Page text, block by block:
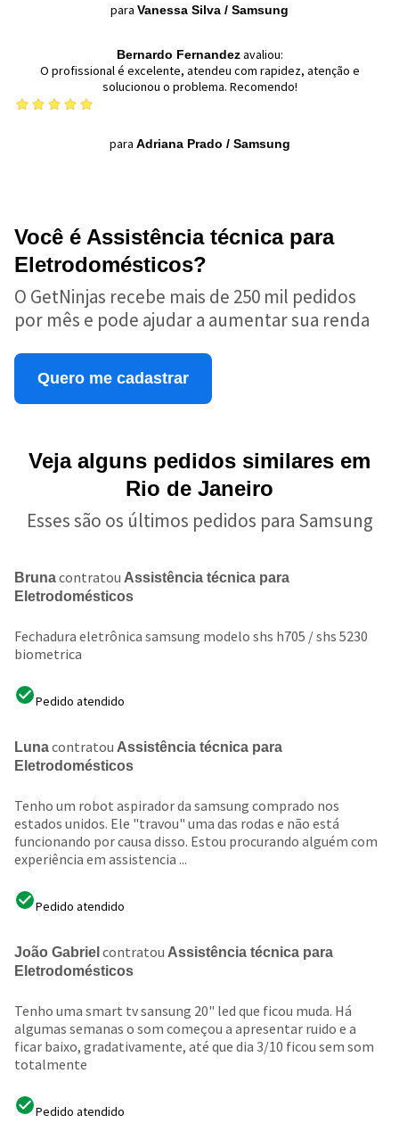
para Vanessa Silva / Samsung
Bernardo Fernandezavaliou:
O profissional é excelente, atendeu com rapidez, atenção e
solucionou o problema. Recomendo!
para Adriana Prado / Samsung
Você é Assistência técnica para
Eletrodomésticos?
O GetNinjas recebe mais de 250 mil pedidos
por mês e pode ajudar a aumentar sua renda
Quero me cadastrar
Veja alguns pedidos similares em
Rio de Janeiro
Esses são os últimos pedidos para Samsung
Brunacontratou Assistência técnica para
Eletrodomésticos
Fechadura eletrônica samsung modelo shs h705 / shs 5230
biometrica
Pedido atendido
Lunacontratou Assistência técnica para
Eletrodomésticos
Tenho um robot aspirador da samsung comprado nos
estados unidos. Ele "travou" uma das rodas e não está
funcionando por causa disso. Estou procurando alguém com
experiência em assistencia ...
Pedido atendido
João Gabriel contratou Assistência técnica para
Eletrodomésticos
Tenho uma smart tv sansung 20" led que ficou muda. Há
algumas semanas o som começou a apresentar ruido e a
ficar baixo, gradativamente, até que dia 3/10 ficou sem som
totalmente
Pedido atendido